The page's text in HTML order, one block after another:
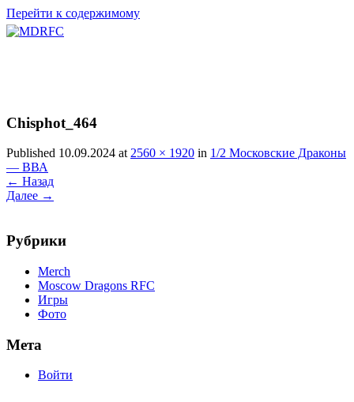
Перейти к содержимому
Chisphot_464
Published 10.09.2024 at2560 × 1920 in 1/2 Московские Драконы
— ВВА
← Назад
Далее →
Рубрики
Merch
Moscow Dragons RFC
Игры
Фото
Мета
Войти